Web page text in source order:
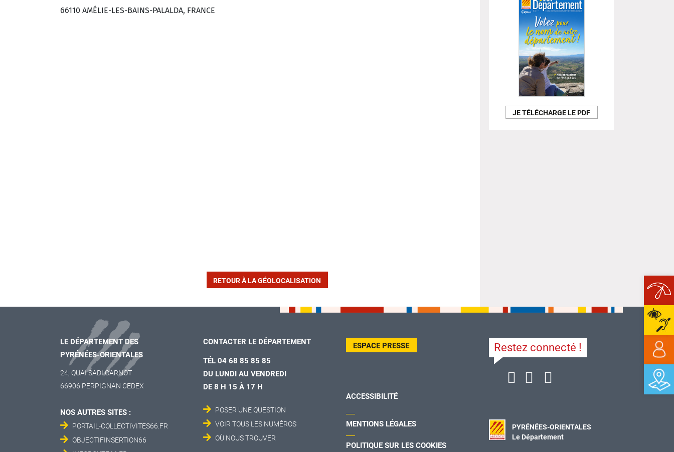
66110 AMÉLIE-LES-BAINS-PALALDA, FRANCE
RETOUR À LA GÉOLOCALISATION
JE TÉLÉCHARGE LE PDF
LE DÉPARTEMENT DES
PYRÉNÉES-ORIENTALES
24, QUAI SADI CARNOT
66906 PERPIGNAN CEDEX
NOS AUTRES SITES :
PORTAIL-COLLECTIVITES66.FR
OBJECTIFINSERTION66
CONTACTER LE DÉPARTEMENT
TÉL 04 68 85 85 85
DU LUNDI AU VENDREDI
DE 8 H 15 À 17 H
POSER UNE QUESTION
VOIR TOUS LES NUMÉROS
OÙ NOUS TROUVER
ESPACE PRESSE
ACCESSIBILITÉ
MENTIONS LÉGALES
POLITIQUE SUR LES COOKIES
Restez connecté !
PYRÉNÉES-ORIENTALES
Le Département